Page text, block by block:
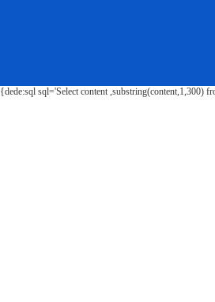
{dede:sql sql='Select content ,substring(content,1,300)